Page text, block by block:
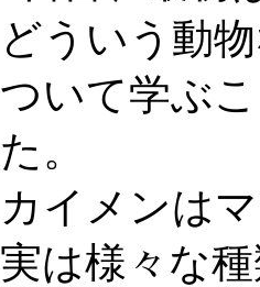
どういう動
ついて学ぶ
た。
カイメンは
実は様々な